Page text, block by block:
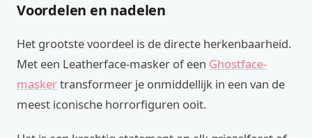
Voordelen en nadelen
Het grootste voordeel is de directe herkenbaarheid.
Met een Leatherface-masker of een Ghostface-
maskertransformeer je onmiddellijk in een van de
meest iconische horrorfiguren ooit.